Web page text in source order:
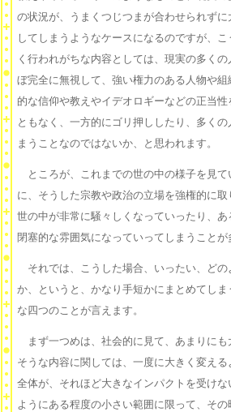
の状況が、うまくつじつまが合わせられず
してしまうようなケースになるのですが、
く行われがちな内容としては、現実の多く
ぼ完全に無視して、強い権力のある人物や
的な信仰や教えやイデオロギーなどの正当性
ともなく、一方的にゴリ押ししたり、多く
まうことなのではないか、と思われます。
ところが、これまでの世の中の様子を見て
に、そうした宗教や政治の立場を強権的に
世の中が非常に騒々しくなっていったり、
閉塞的な雰囲気になっていってしまうことが
それでは、こうした場合、いったい、どの
か、というと、かなり手短かにまとめてしま
な四つのことが言えます。
まず一つめは、社会的に見て、あまりにも
そうな内容に関しては、一度に大きく変え
全体が、それほど大きなインパクトを受け
ようにある程度の小さい範囲に限って、そ